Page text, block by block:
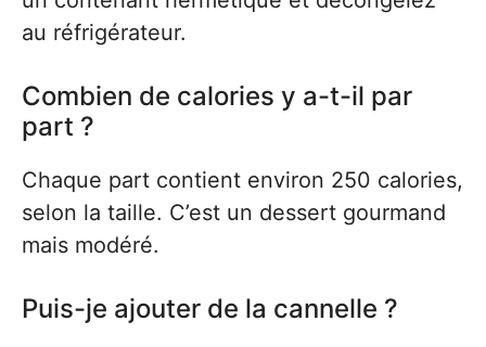
au réfrigérateur.
Combien de calories y a-t-il par
part ?
Chaque part contient environ 250 calories,
selon la taille. C’est un dessert gourmand
mais modéré.
Puis-je ajouter de la cannelle ?